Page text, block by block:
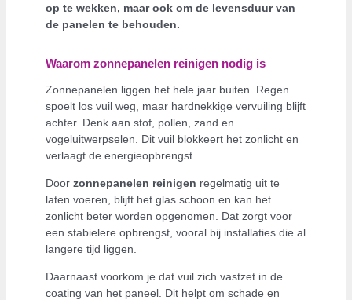
op te wekken, maar ook om de levensduur van
de panelen te behouden.
Waarom zonnepanelen reinigen nodig is
Zonnepanelen liggen het hele jaar buiten. Regen
spoelt los vuil weg, maar hardnekkige vervuiling blijft
achter. Denk aan stof, pollen, zand en
vogeluitwerpselen. Dit vuil blokkeert het zonlicht en
verlaagt de energieopbrengst.
Door zonnepanelen reinigen regelmatig uit te
laten voeren, blijft het glas schoon en kan het
zonlicht beter worden opgenomen. Dat zorgt voor
een stabielere opbrengst, vooral bij installaties die al
langere tijd liggen.
Daarnaast voorkom je dat vuil zich vastzet in de
coating van het paneel. Dit helpt om schade en